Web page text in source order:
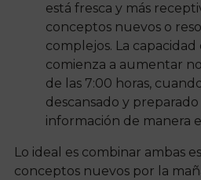
está fresca y más
conceptos nuevos o
complejos. La
comienza a aumentar
de las 7:00 horas,
descansado y
información de manera
Lo ideal es combinar ambas
conceptos nuevos por la